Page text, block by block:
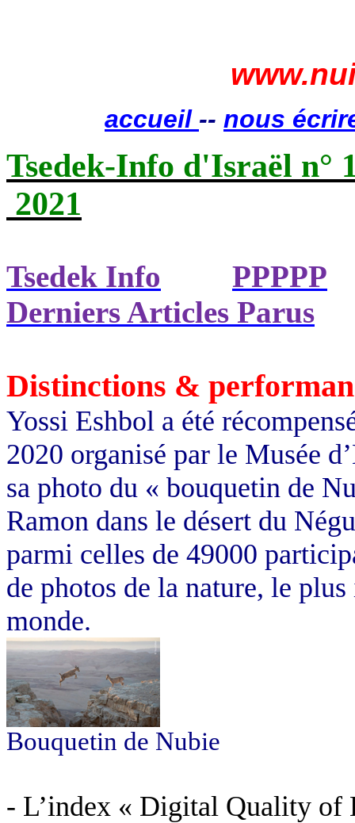
accueil -- nous
Tsedek-Info d'Israël n°
2021
Tsedek Info
PPPPP
Derniers Articles Parus
Distinctions &
Yossi Eshbol a été
2020 organisé par le Musée
sa photo du « bouquetin de
Ramon dans le désert du
parmi celles de 49000
de photos de la nature, le
monde.
Bouquetin de Nubie
- L’index « Digital Quality of